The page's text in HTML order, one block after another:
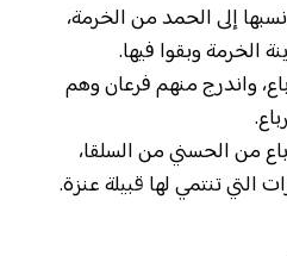
إلى الحمد من الخرمة،
الخرمة وبقوا فيها.
واندرج منهم فرعان وهم
من الحسني من السلقا،
التي تنتمي لها قبيلة عنزة.